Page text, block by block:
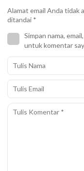
Alamat email Anda tidak
ditandai *
Simpan nama,
untuk komentar